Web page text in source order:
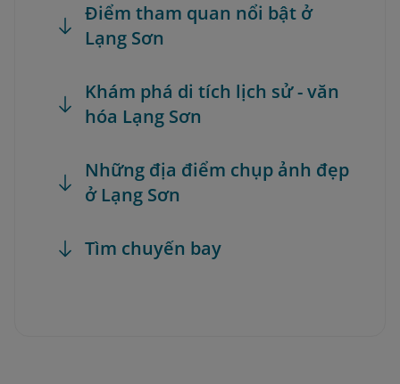
Điểm tham quan nổi bật ở
Lạng Sơn
Khám phá di tích lịch sử - văn
hóa Lạng Sơn
Những địa điểm chụp ảnh đẹp
ở Lạng Sơn
Tìm chuyến bay